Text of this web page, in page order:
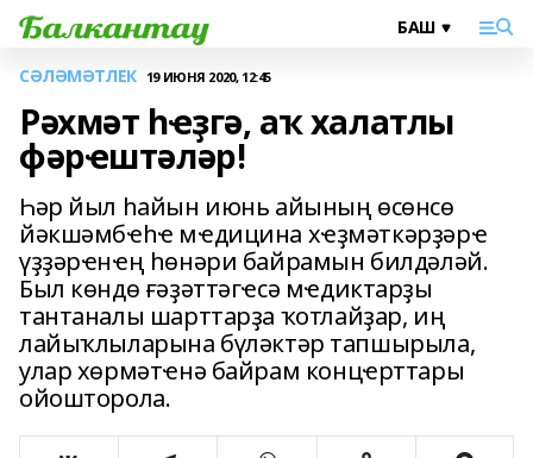
СӘЛӘМӘТЛЕК 19 ИЮНЯ 2020, 12:45
Рәхмәт һҽҙгә, аҡ халатлы
фәрҽштәләр!
Һәр йыл һайын июнь айының өсөнсө
йәкшәмбҽһҽ мҽдицина хҽҙмәткәрҙәрҽ
үҙҙәрҽнҽң һөнәри байрамын билдәләй.
Был көндө ғәҙәттәгҽсә мҽдиктарҙы
тантаналы шарттарҙа ҡотлайҙар, иң
лайыҡлыларына бүләктәр тапшырыла,
улар хөрмәтҽнә байрам концҽрттары
ойошторола.